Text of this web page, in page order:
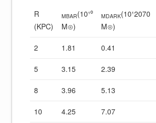
R
(KPC)
MBAR(10¹⁰
M⊙)
MDARK(10¹2070
M⊙)
2 1.81 0.41
5 3.15 2.39
8 3.96 5.13
10 4.25 7.07